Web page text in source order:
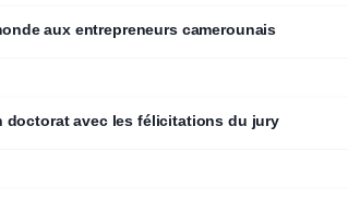
aux entrepreneurs camerounais
doctorat avec les félicitations du jury